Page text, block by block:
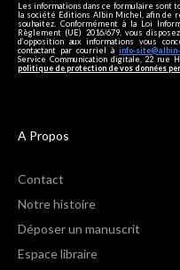
Les informations dans ce formulaire
la société Editions Albin Michel, afin de
souhaitez. Conformément à la Loi
Règlement (UE) 2016/679, vous
d’opposition aux informations vous
contactant par courriel à info-
Service Communication digitale, 22 rue
politique de protection de vos données
A Propos
Contact
Notre histoire
Déposer un manuscrit
Espace libraire